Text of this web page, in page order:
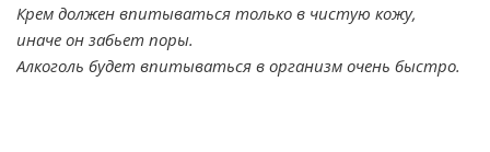
Крем должен впитываться только в чистую кожу,
иначе он забьет поры.
Алкоголь будет впитываться в организм очень быстро.